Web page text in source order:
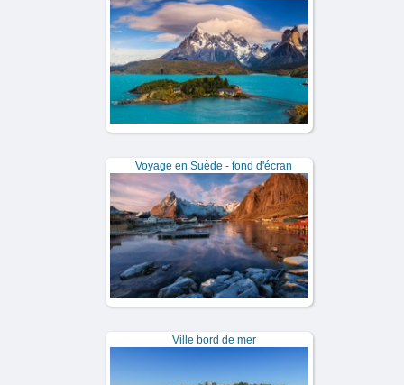
Voyage en Suède - fond d'écran
Ville bord de mer